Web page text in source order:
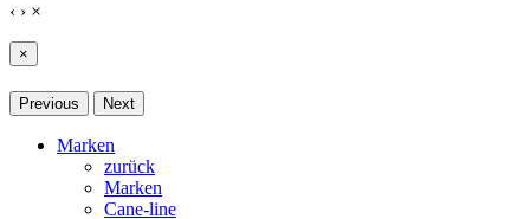
‹ › ×
×
Previous Next
Marken
zurück
Marken
Cane-line